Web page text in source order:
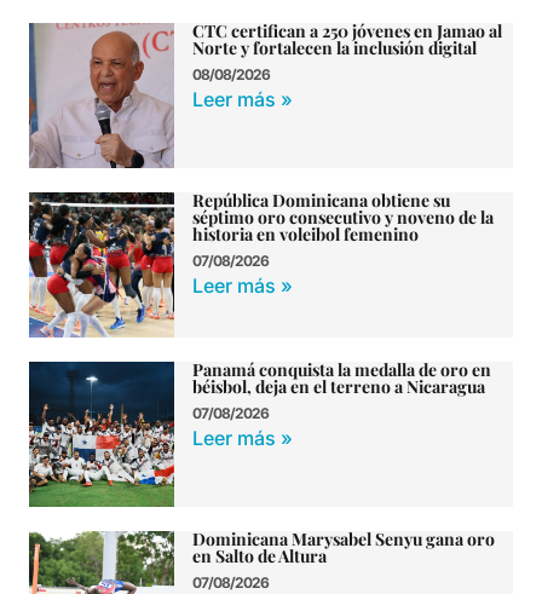
CTC certifican a 250 jóvenes en Jamao al
Norte y fortalecen la inclusión digital
08/08/2026
Leer más »
República Dominicana obtiene su
séptimo oro consecutivo y noveno de la
historia en voleibol femenino
07/08/2026
Leer más »
Panamá conquista la medalla de oro en
béisbol, deja en el terreno a Nicaragua
07/08/2026
Leer más »
Dominicana Marysabel Senyu gana oro
en Salto de Altura
07/08/2026